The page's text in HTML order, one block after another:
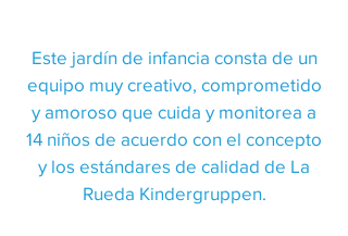
Este jardín de infancia consta de un
equipo muy creativo, comprometido
y amoroso que cuida y monitorea a
14 niños de acuerdo con el concepto
y los estándares de calidad de La
Rueda Kindergruppen.